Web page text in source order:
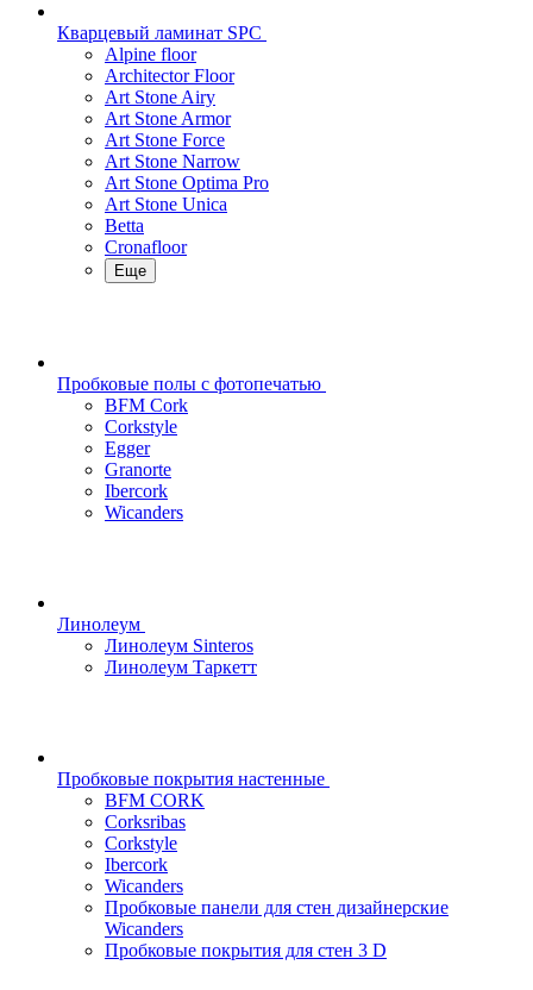
Кварцевый ламинат SPC
Alpine floor
Architector Floor
Art Stone Airy
Art Stone Armor
Art Stone Force
Art Stone Narrow
Art Stone Optima Pro
Art Stone Unica
Betta
Cronafloor
Еще
Пробковые полы с фотопечатью
BFM Cork
Corkstyle
Egger
Granorte
Ibercork
Wicanders
Линолеум
Линолеум Sinteros
Линолеум Таркетт
Пробковые покрытия настенные
BFM CORK
Corksribas
Corkstyle
Ibercork
Wicanders
Пробковые панели для стен дизайнерские
Wicanders
Пробковые покрытия для стен 3 D